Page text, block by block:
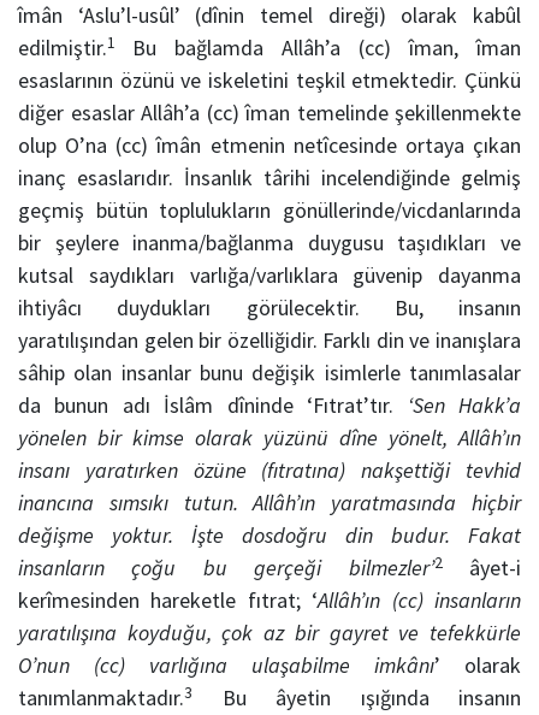
îmân ‘Aslu’l-usûl’ (dînin temel direği) olarak kabûl
edilmiştir.1
Bu bağlamda Allâh’a (cc) îman, îman
esaslarının özünü ve iskeletini teşkil etmektedir. Çünkü
diğer esaslar Allâh’a (cc) îman temelinde şekillenmekte
olup O’na (cc) îmân etmenin netîcesinde ortaya çıkan
inanç esaslarıdır. İnsanlık târihi incelendiğinde gelmiş
geçmiş bütün toplulukların gönüllerinde/vicdanlarında
bir şeylere inanma/bağlanma duygusu taşıdıkları ve
kutsal saydıkları varlığa/varlıklara güvenip dayanma
ihtiyâcı duydukları görülecektir. Bu, insanın
yaratılışından gelen bir özelliğidir. Farklı din ve inanışlara
sâhip olan insanlar bunu değişik isimlerle tanımlasalar
da bunun adı İslâm dîninde ‘Fıtrat’tır.
‘Sen Hakk’a
yönelen bir kimse olarak yüzünü dîne yönelt, Allâh’ın
insanı yaratırken özüne (fıtratına) nakşettiği tevhid
inancına sımsıkı tutun. Allâh’ın yaratmasında hiçbir
değişme yoktur. İşte dosdoğru din budur. Fakat
insanların çoğu bu gerçeği bilmezler’2âyet-i
kerîmesinden hareketle fıtrat; ‘Allâh’ın (cc) insanların
yaratılışına koyduğu, çok az bir gayret ve tefekkürle
O’nun (cc) varlığına ulaşabilme imkânı’ olarak
tanımlanmaktadır.3
Bu âyetin ışığında insanın